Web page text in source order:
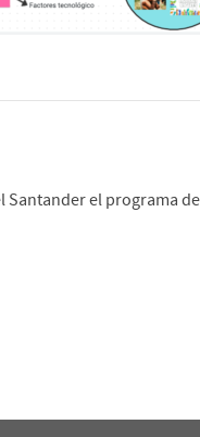
Santander el programa